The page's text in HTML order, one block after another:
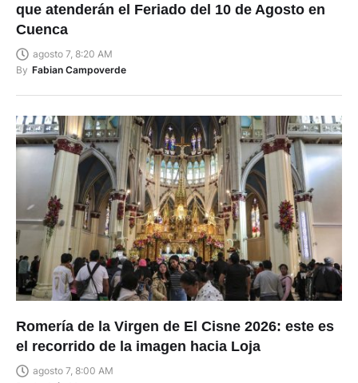
que atenderán el Feriado del 10 de Agosto en
Cuenca
agosto 7, 8:20 AM
By Fabian Campoverde
Romería de la Virgen de El Cisne 2026: este es
el recorrido de la imagen hacia Loja
agosto 7, 8:00 AM